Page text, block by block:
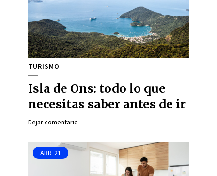
TURISMO
Isla de Ons: todo lo que
necesitas saber antes de ir
Dejar comentario
ABR 21